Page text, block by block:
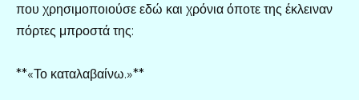
που χρησιμοποιούσε εδώ και χρόνια όποτε της έκλειναν
πόρτες μπροστά της:
**«Το καταλαβαίνω.»**